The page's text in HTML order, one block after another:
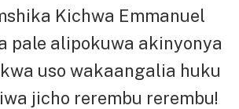
Kichwa Emmanuel
pale alipokuwa akinyonya
uso wakaangalia huku
jicho rerembu rerembu!